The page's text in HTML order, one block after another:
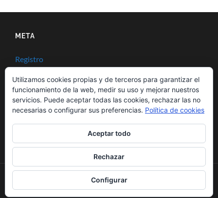
META
Registro
Acceder
Feed de entradas
KENPOMALAGA
Utilizamos cookies propias y de terceros para garantizar el
funcionamiento de la web, medir su uso y mejorar nuestros
servicios. Puede aceptar todas las cookies, rechazar las no
necesarias o configurar sus preferencias. Política de cookies
Aceptar todo
Rechazar
Configurar